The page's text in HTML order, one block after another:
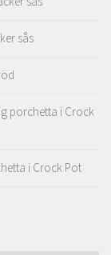
sås
porchetta i Crock
i Crock Pot